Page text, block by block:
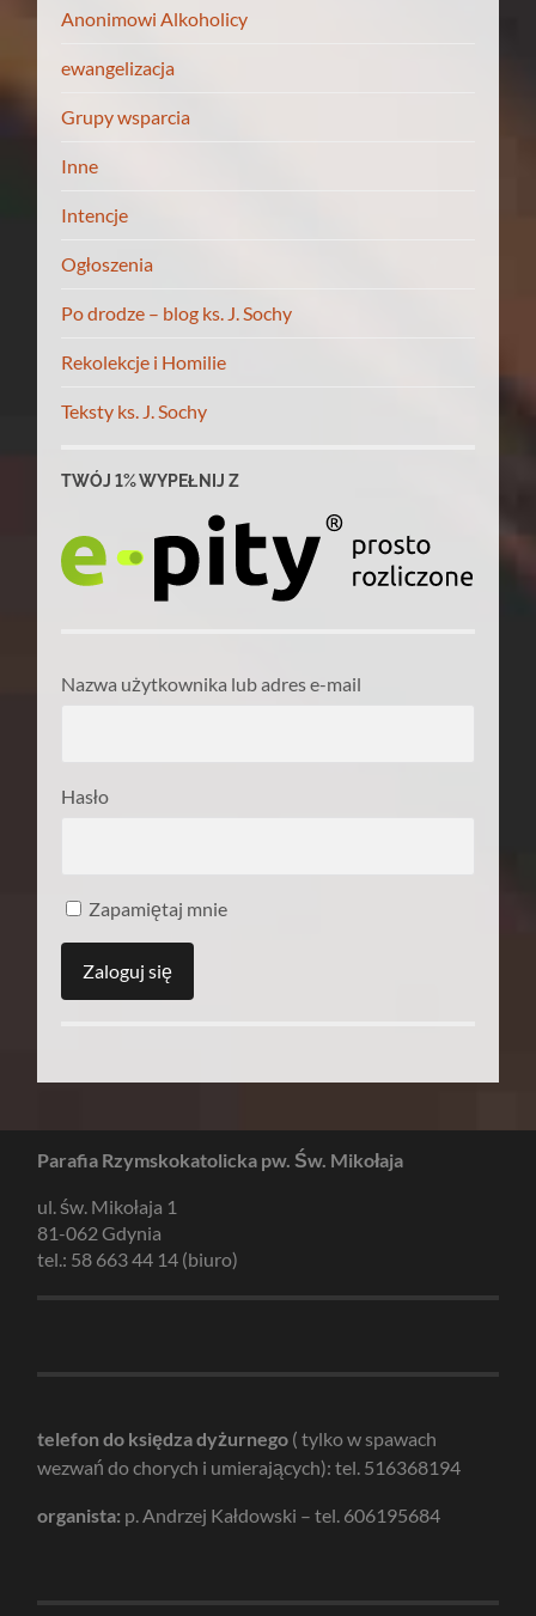
Anonimowi Alkoholicy
ewangelizacja
Grupy wsparcia
Inne
Intencje
Ogłoszenia
Po drodze – blog ks. J. Sochy
Rekolekcje i Homilie
Teksty ks. J. Sochy
TWÓJ 1% WYPEŁNIJ Z
Nazwa użytkownika lub adres e-mail
Hasło
Zapamiętaj mnie
Parafia Rzymskokatolicka pw. Św. Mikołaja
ul. św. Mikołaja 1
81-062 Gdynia
tel.: 58 663 44 14 (biuro)
telefon do księdza dyżurnego ( tylko w spawach
wezwań do chorych i umierających): tel. 516368194
organista: p. Andrzej Kałdowski – tel. 606195684